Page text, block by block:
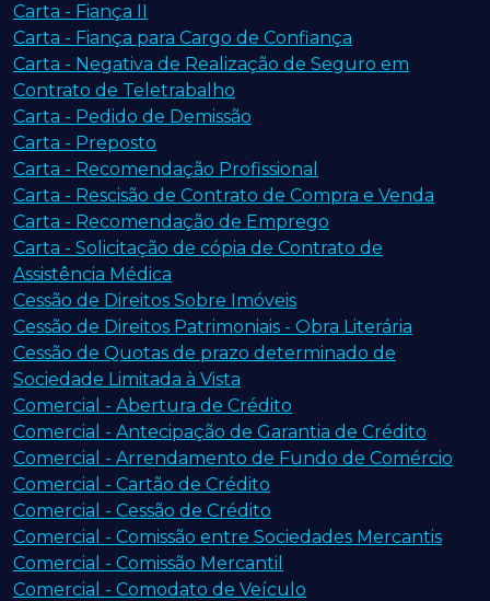
Carta - Fiança II
Carta - Fiança para Cargo de Confiança
Carta - Negativa de Realização de Seguro em
Contrato de Teletrabalho
Carta - Pedido de Demissão
Carta - Preposto
Carta - Recomendação Profissional
Carta - Rescisão de Contrato de Compra e Venda
Carta - Recomendação de Emprego
Carta - Solicitação de cópia de Contrato de
Assistência Médica
Cessão de Direitos Sobre Imóveis
Cessão de Direitos Patrimoniais - Obra Literária
Cessão de Quotas de prazo determinado de
Sociedade Limitada à Vista
Comercial - Abertura de Crédito
Comercial - Antecipação de Garantia de Crédito
Comercial - Arrendamento de Fundo de Comércio
Comercial - Cartão de Crédito
Comercial - Cessão de Crédito
Comercial - Comissão entre Sociedades Mercantis
Comercial - Comissão Mercantil
Comercial - Comodato de Veículo